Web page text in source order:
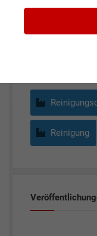
MOOG
Reinigung